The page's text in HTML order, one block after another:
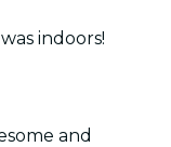
indoors!
and